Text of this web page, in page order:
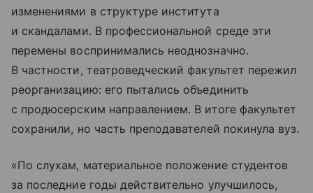
изменениями в структуре института
и скандалами. В профессиональной среде эти
перемены воспринимались неоднозначно.
В частности, театроведческий факультет пережил
реорганизацию: его пытались объединить
с продюсерским направлением. В итоге факультет
сохранили, но часть преподавателей покинула вуз.
«По слухам, материальное положение студентов
за последние годы действительно улучшилось,